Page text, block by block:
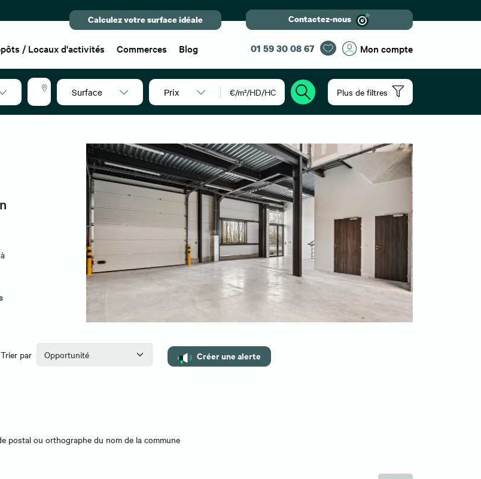
Calculez votre surface idéale Contactez-nous
/ Locaux d'activités Commerces Blog 01 59 30 08 67 Mon compte
40140
Surface Prix €/m²/HD/HC Plus de filtres
Trier par Créer une alerte
postal ou orthographe du nom de la commune